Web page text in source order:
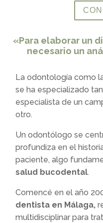
«Para elaborar un
necesario un
La odontología como
se ha especializado
especialista de un
otro.
Un odontólogo se
profundiza en el
paciente, algo
salud bucodental.
Comencé en el año
dentista en Málaga,
multidisciplinar para